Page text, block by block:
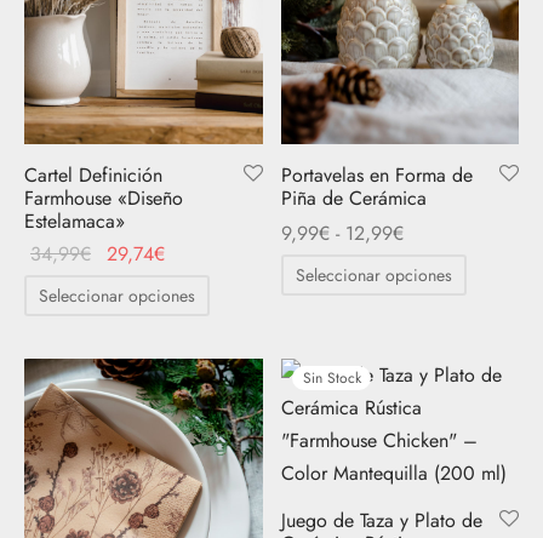
Cartel Definición
Farmhouse «Diseño
Estelamaca»
34,99€ El
original
34,99€.
29,74€
29,74€.
Seleccionar opciones
múltiples
variantes.
Las
opciones
se
Portavelas en Forma de
Piña de Cerámica
9,99€ - 12,99€Rango
precios:
hasta
12,99€
Seleccionar opciones
múltiples
opciones
pueden
Sin Stock
Juego de Taza y Plato de